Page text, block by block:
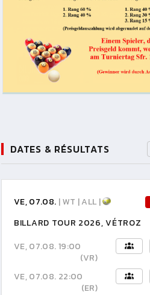
DATES & RÉSULTATS
VE, 07.08. | WT | ALL |
BILLARD TOUR 2026, VÉTROZ
VE, 07.08. 19:00
(VR)
VE, 07.08. 22:00
(ER)